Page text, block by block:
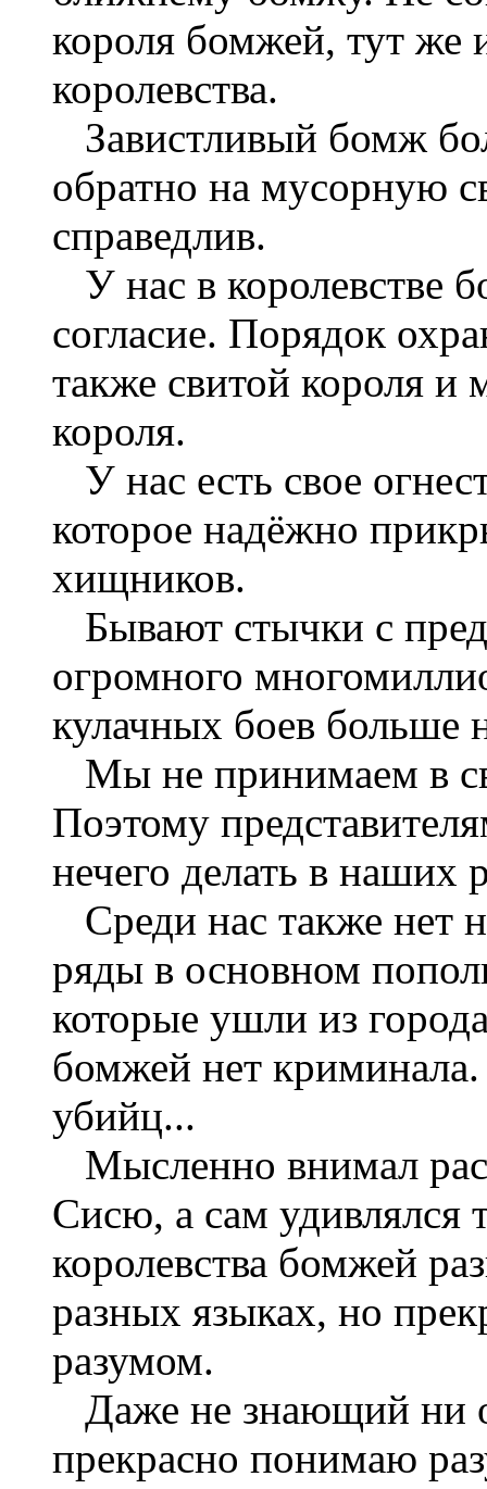
короля бомжей, тут же
королевства.
Завистливый бомж
обратно на мусорную
справедлив.
У нас в королевстве
согласие. Порядок
также свитой короля и
короля.
У нас есть свое
которое надёжно
хищников.
Бывают стычки с
огромного
кулачных боев больше
Мы не принимаем в
Поэтому
нечего делать в наших
Среди нас также нет
ряды в основном
которые ушли из
бомжей нет
убийц...
Мысленно внимал
Сисю, а сам удивлялся
королевства бомжей
разных языках, но
разумом.
Даже не знающий ни
прекрасно понимаю